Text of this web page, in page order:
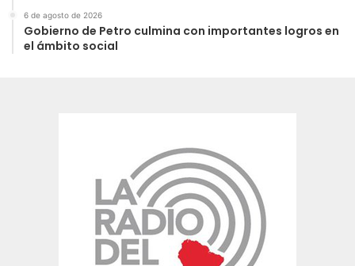
6 de agosto de 2026
Gobierno de Petro culmina con importantes logros en
el ámbito social